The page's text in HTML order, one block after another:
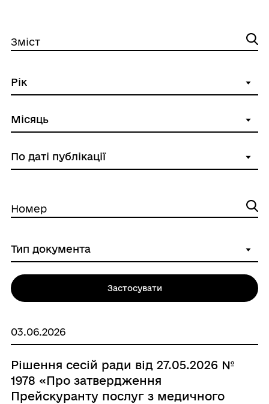
03.06.2026
Рішення сесій ради від 27.05.2026 №
1978 «Про затвердження
Прейскуранту послуг з медичного
Зміст
Номер
Застосувати